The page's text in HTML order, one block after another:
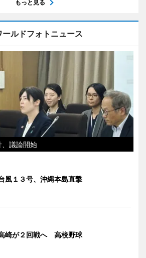
もっと見る
ールドフォトニュース
議論開始
風１３号、沖縄本島直撃
崎が２回戦へ 高校野球